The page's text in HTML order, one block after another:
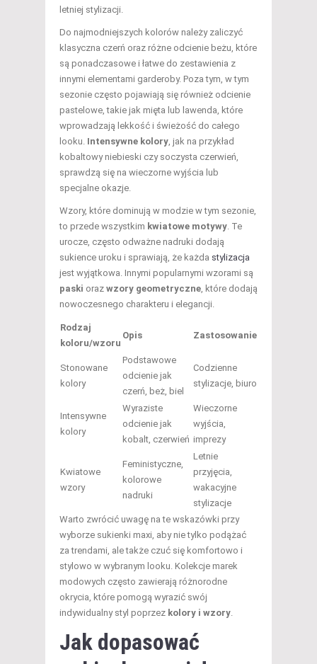
letniej stylizacji.
Do najmodniejszych kolorów należy zaliczyć
klasyczna czerń oraz różne odcienie beżu, które
są ponadczasowe i łatwe do zestawienia z
innymi elementami garderoby. Poza tym, w tym
sezonie często pojawiają się również odcienie
pastelowe, takie jak mięta lub lawenda, które
wprowadzają lekkość i świeżość do całego
looku. Intensywne kolory , jak na przykład
kobaltowy niebieski czy soczysta czerwień,
sprawdzą się na wieczorne wyjścia lub
specjalne okazje.
Wzory, które dominują w modzie w tym sezonie,
to przede wszystkim kwiatowe motywy . Te
urocze, często odważne nadruki dodają
sukience uroku i sprawiają, że każda stylizacja
jest wyjątkowa. Innymi popularnymi wzorami są
paski oraz wzory geometryczne , które dodają
nowoczesnego charakteru i elegancji.
Rodzaj
koloru/wzoru
Opis Zastosowanie
Stonowane
kolory
Podstawowe
odcienie jak
czerń, beż, biel
Codzienne
stylizacje, biuro
Intensywne
kolory
Wyraziste
odcienie jak
kobalt, czerwień
Wieczorne
wyjścia,
imprezy
Kwiatowe
wzory
Feministyczne,
kolorowe
nadruki
Letnie
przyjęcia,
wakacyjne
stylizacje
Warto zwrócić uwagę na te wskazówki przy
wyborze sukienki maxi, aby nie tylko podążać
za trendami, ale także czuć się komfortowo i
stylowo w wybranym looku. Kolekcje marek
modowych często zawierają różnorodne
okrycia, które pomogą wyrazić swój
indywidualny styl poprzez kolory i wzory
Jak dopasować